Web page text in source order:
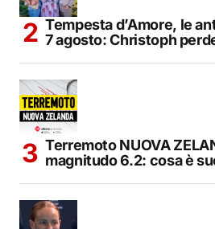
Tempesta d’Amore, le
7 agosto: Christoph
Terremoto NUOVA
magnitudo 6.2: cosa è